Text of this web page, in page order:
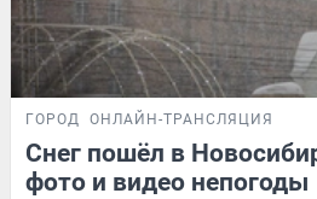
ГОРОД ОНЛАЙН-ТРАНСЛЯЦИЯ
Снег пошёл в
фото и видео непогоды